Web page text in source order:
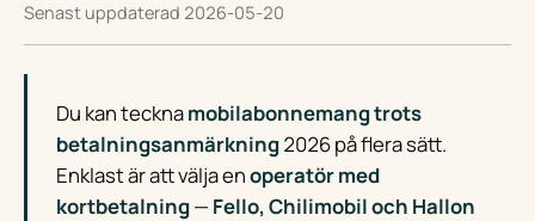
Senast uppdaterad 2026-05-20
Du kan tecknamobilabonnemang trots
betalningsanmärkning2026 på flera sätt.
Enklast är att välja enoperatör med
kortbetalning— Fello, Chilimobil och Hallon